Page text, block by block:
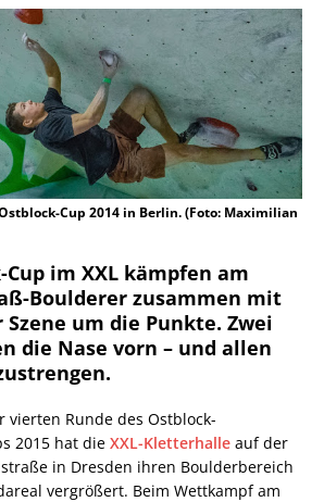
Cup 2014 in Berlin. (Foto: Maximilian
im XXL kämpfen am
Boulderer zusammen mit
Szene um die Punkte. Zwei
die Nase vorn – und allen
vierten Runde des Ostblock-
2015 hat die XXL-Kletterhalle auf der
in Dresden ihren Boulderbereich
vergrößert. Beim Wettkampf am